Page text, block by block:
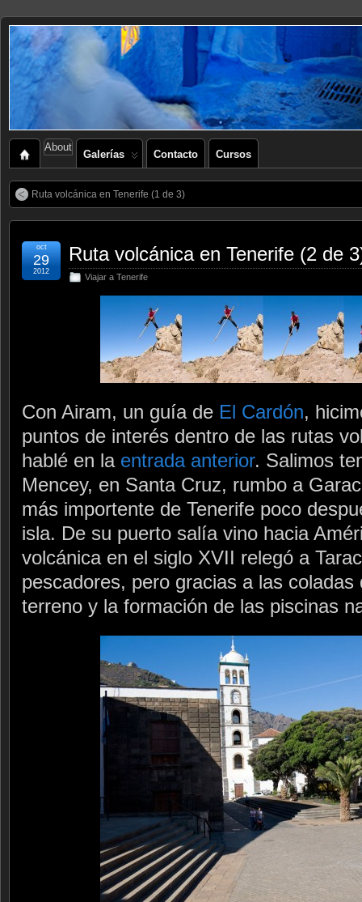
About
Galerías Contacto Cursos
Ruta volcánica en Tenerife (1 de 3)
Ruta volcánica en Tenerife (2 de
Viajar a Tenerife
oct
29
2012
Con Airam, un guía de El Cardón,
puntos de interés dentro de las rutas
hablé en la entrada anterior. Salimos
Mencey, en Santa Cruz, rumbo a
más importente de Tenerife poco
isla. De su puerto salía vino hacia
volcánica en el siglo XVII relegó a
pescadores, pero gracias a las
terreno y la formación de las piscinas